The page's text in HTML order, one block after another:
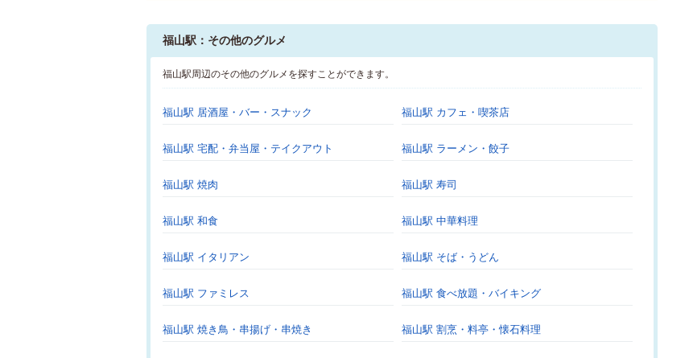
福山駅：その他のグルメ
福山駅周辺のその他のグルメを探すことができます。
福山駅 居酒屋・バー・スナック 福山駅 カフェ・喫茶店
福山駅 宅配・弁当屋・テイクアウト 福山駅 ラーメン・餃子
福山駅 焼肉 福山駅 寿司
福山駅 和食 福山駅 中華料理
福山駅 イタリアン 福山駅 そば・うどん
福山駅 ファミレス 福山駅 食べ放題・バイキング
福山駅 焼き鳥・串揚げ・串焼き 福山駅 割烹・料亭・懐石料理